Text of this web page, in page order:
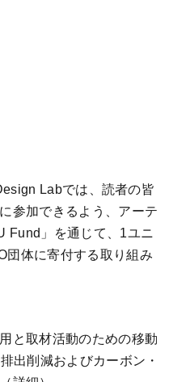
Labでは、読者の皆
参加できるよう、アーテ
Fund 」を通じて、1ユニ
団体に寄付する取り組み
と取材活動のための移動
出削減およびカーボン・